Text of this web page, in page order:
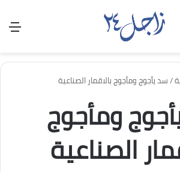
/سد يأجوج ومأجوج بالاقمار الصناعية
ومأجوج
الصناعية